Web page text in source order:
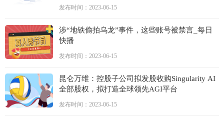
发布时间：2023-06-15
涉“地铁偷拍乌龙”事件，这些账号被禁言_每日
快播
发布时间：2023-06-15
昆仑万维：控股子公司拟发股收购Singularity AI
全部股权，拟打造全球领先AGI平台
发布时间：2023-06-15